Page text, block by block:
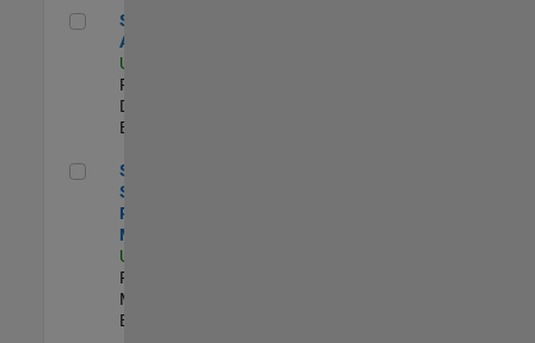
Senior Applied AI Engineer
Senior Applied
AI Engineer
US-MA-Natick
Product
Development |
Experimentado
Senior Software Program Manager
Senior
Software
Program
Manager
US-MA-Natick
Program
Management |
Experimentado